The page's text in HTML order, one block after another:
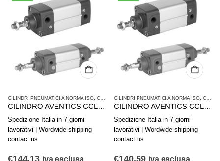
CILINDRI PNEUMATICI A NORMA ISO CILINDRI PNEUMATICI E AZIONAMENTI ,SERIE
CILINDRO AVENTICS CCL-IS R480671123
Spedizione Italia in 7 giorni
lavorativi | Wordwide shipping
contact us
€144,13 iva esclusa
CILINDRI PNEUMATICI A NORMA ISO CILINDRI PNEUMATICI E AZIONAMENTI
CILINDRO AVENTICS CCL-IS R480671122
Spedizione Italia in 7 giorni
lavorativi | Wordwide shipping
contact us
€140,59 iva esclusa